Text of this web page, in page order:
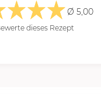
Ø 5,00
dieses Rezept